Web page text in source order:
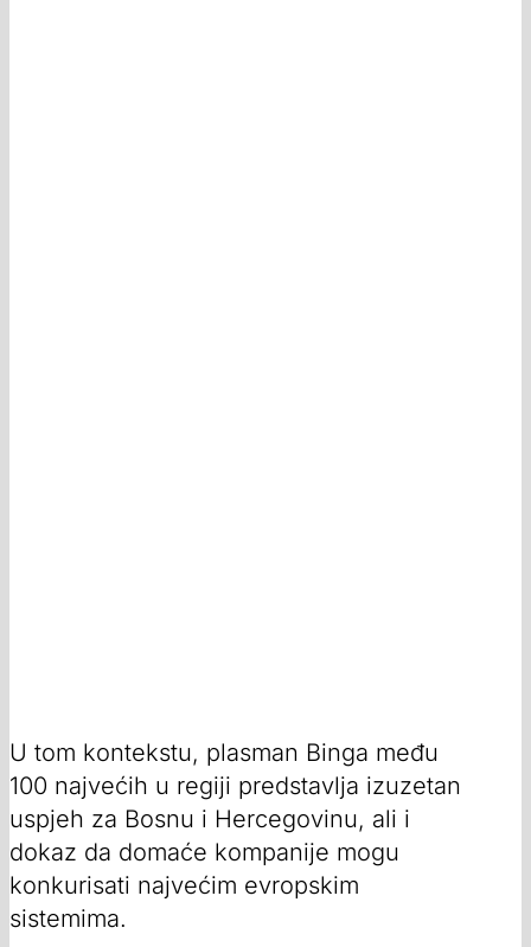
U tom kontekstu, plasman Binga među
100 najvećih u regiji predstavlja izuzetan
uspjeh za Bosnu i Hercegovinu, ali i
dokaz da domaće kompanije mogu
konkurisati najvećim evropskim
sistemima.